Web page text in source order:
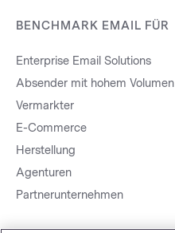
BENCHMARK EMAIL FÜR
Enterprise Email Solutions
Absender mit hohem Volumen
Vermarkter
E-Commerce
Herstellung
Agenturen
Partnerunternehmen